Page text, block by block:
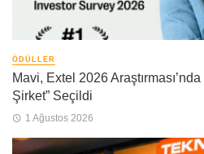
ÖDÜLLER
Mavi, Extel 2026
Şirket” Seçildi
1 Ağustos 2026